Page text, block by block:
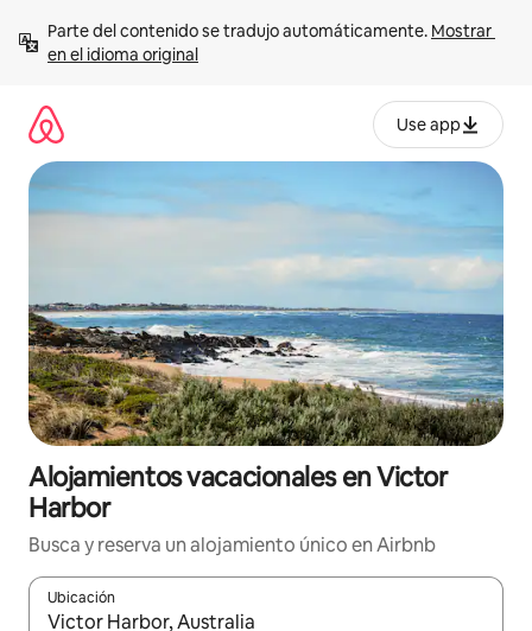
contenido
Parte del contenido se tradujo automáticamente. Mostrar
en el idioma original
Use app
Alojamientos vacacionales en Victor
Harbor
Busca y reserva un alojamiento único en Airbnb
Ubicación
Cuando los resultados estén disponibles, podrás navegar